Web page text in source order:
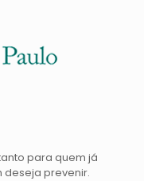
para quem já
deseja prevenir.